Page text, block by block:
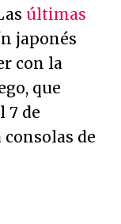
últimas
japonés
con la
que
7 de
consolas de